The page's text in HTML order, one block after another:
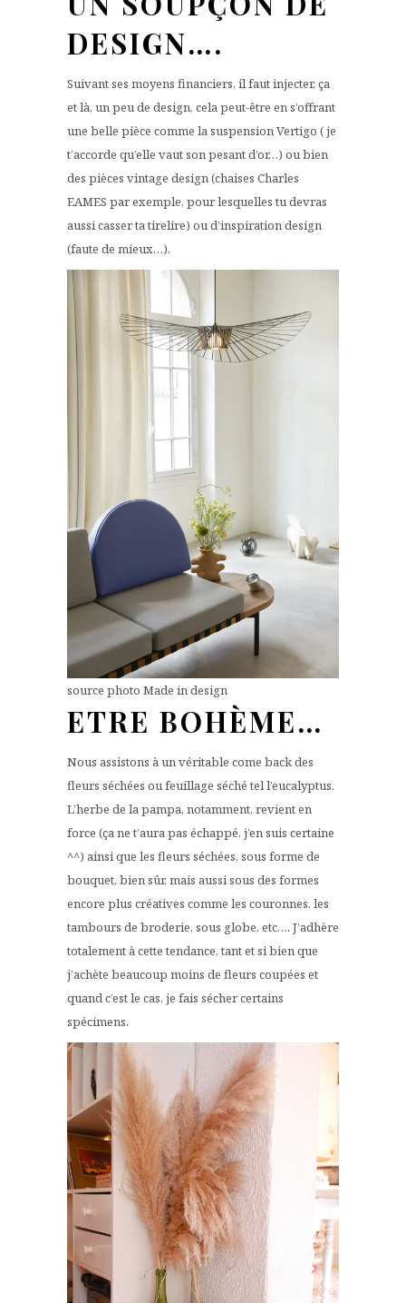
DESIGN….
Suivant ses moyens financiers, il faut injecter, ça
et là, un peu de design, cela peut-être en s’offrant
une belle pièce comme la suspension Vertigo ( je
t’accorde qu’elle vaut son pesant d’or…) ou bien
des pièces vintage design (chaises Charles
EAMES par exemple, pour lesquelles tu devras
aussi casser ta tirelire) ou d’inspiration design
(faute de mieux…).
source photo Made in design
ETRE BOHÈME…
Nous assistons à un véritable come back des
fleurs séchées ou feuillage séché tel l’eucalyptus.
L’herbe de la pampa, notamment, revient en
force (ça ne t’aura pas échappé, j’en suis certaine
^^) ainsi que les fleurs séchées, sous forme de
bouquet, bien sûr, mais aussi sous des formes
encore plus créatives comme les couronnes, les
tambours de broderie, sous globe, etc…. J’adhère
totalement à cette tendance, tant et si bien que
j’achète beaucoup moins de fleurs coupées et
quand c’est le cas, je fais sécher certains
spécimens.